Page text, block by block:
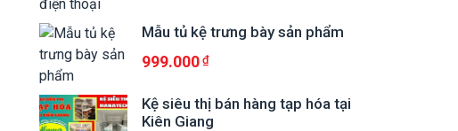
Mẫu tủ kệ trưng bày sản phẩm
999.000
Kệ siêu thị bán hàng tạp hóa tại
Kiên Giang